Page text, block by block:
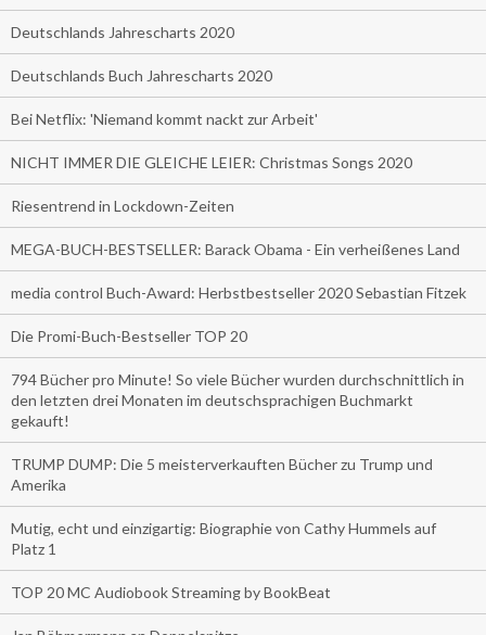
Deutschlands Jahrescharts 2020
Deutschlands Buch Jahrescharts 2020
Bei Netflix: 'Niemand kommt nackt zur Arbeit'
NICHT IMMER DIE GLEICHE LEIER: Christmas Songs 2020
Riesentrend in Lockdown-Zeiten
MEGA-BUCH-BESTSELLER: Barack Obama - Ein verheißenes Land
media control Buch-Award: Herbstbestseller 2020 Sebastian Fitzek
Die Promi-Buch-Bestseller TOP 20
794 Bücher pro Minute! So viele Bücher wurden durchschnittlich in
den letzten drei Monaten im deutschsprachigen Buchmarkt
gekauft!
TRUMP DUMP: Die 5 meisterverkauften Bücher zu Trump und
Amerika
Mutig, echt und einzigartig: Biographie von Cathy Hummels auf
Platz 1
TOP 20 MC Audiobook Streaming by BookBeat